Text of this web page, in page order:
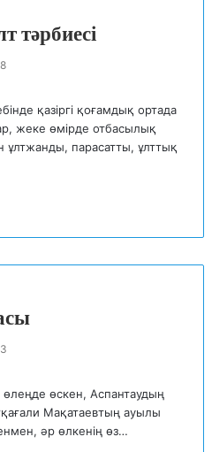
тәрбиесі
қазіргі қоғамдық ортада
жеке өмірде отбасылық
ұлтжанды, парасатты, ұлттық
өскен, Аспантаудың
Мақатаевтың ауылы
әр өлкенің өз…